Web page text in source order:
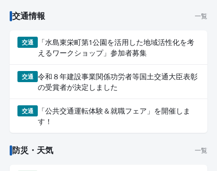
交通情報 一覧
交通
「水島東栄町第1公園を活用した地域活性化を考
えるワークショップ」参加者募集
交通
令和８年建設事業関係功労者等国土交通大臣表彰
の受賞者が決定しました
交通
「公共交通運転体験＆就職フェア」を開催しま
す！
防災・天気 一覧